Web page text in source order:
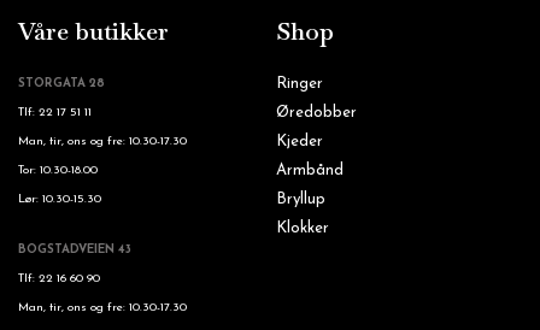
Våre butikker
STORGATA 28
Tlf: 22 17 51 11
Man, tir, ons og fre: 10.30-17.30
Tor: 10.30-18.00
Lør: 10.30-15.30
BOGSTADVEIEN 43
Tlf: 22 16 60 90
Man, tir, ons og fre: 10.30-17.30
Shop
Ringer
Øredobber
Kjeder
Armbånd
Bryllup
Klokker